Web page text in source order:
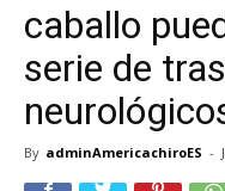
caballo
serie de
By adminAmericachiroES -